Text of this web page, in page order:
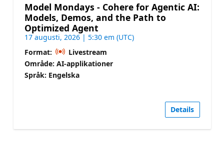
Model Mondays - Cohere for Agentic AI:
Models, Demos, and the Path to
Optimized Agent
17 augusti, 2026 | 5:30 em (UTC)
Format:
Livestream
Område: AI-applikationer
Språk: Engelska
Details